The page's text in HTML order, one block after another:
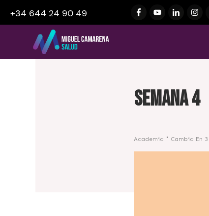
+34 644 24 90 49
Semana 4
Academia Cambia En 3